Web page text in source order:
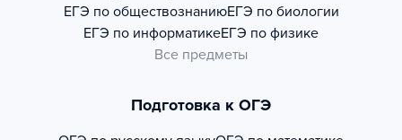
ЕГЭ по обществознаниюЕГЭ по биологии
ЕГЭ по информатикеЕГЭ по физике
Все предметы
Подготовка к ОГЭ